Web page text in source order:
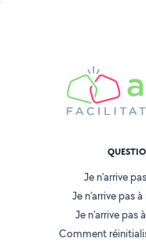
Je n'arrive
Je n'arrive pas
Je n'arrive pas
Comment